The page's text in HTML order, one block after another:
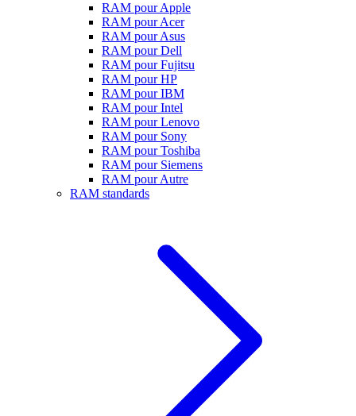
RAM pour Apple
RAM pour Acer
RAM pour Asus
RAM pour Dell
RAM pour Fujitsu
RAM pour HP
RAM pour IBM
RAM pour Intel
RAM pour Lenovo
RAM pour Sony
RAM pour Toshiba
RAM pour Siemens
RAM pour Autre
RAM standards